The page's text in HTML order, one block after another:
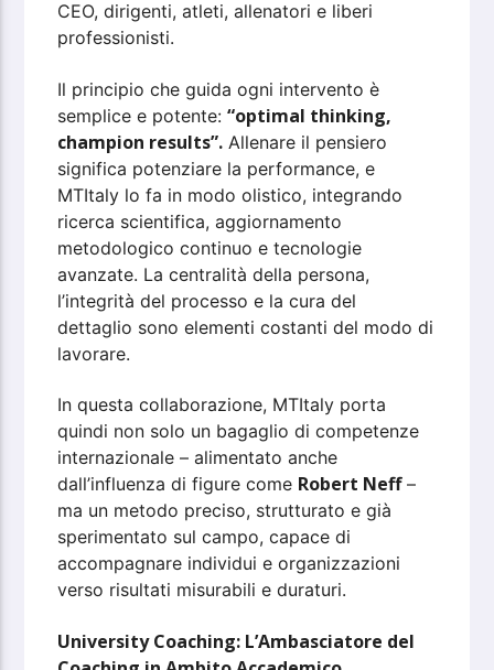
CEO, dirigenti, atleti, allenatori e liberi
professionisti.
Il principio che guida ogni intervento è
semplice e potente:“optimal thinking,
champion results”. Allenare il pensiero
significa potenziare la performance, e
MTItaly lo fa in modo olistico, integrando
ricerca scientifica, aggiornamento
metodologico continuo e tecnologie
avanzate. La centralità della persona,
l’integrità del processo e la cura del
dettaglio sono elementi costanti del modo di
lavorare.
In questa collaborazione, MTItaly porta
quindi non solo un bagaglio di competenze
internazionale – alimentato anche
dall’influenza di figure come Robert Neff–
ma un metodo preciso, strutturato e già
sperimentato sul campo, capace di
accompagnare individui e organizzazioni
verso risultati misurabili e duraturi.
University Coaching: L’Ambasciatore del